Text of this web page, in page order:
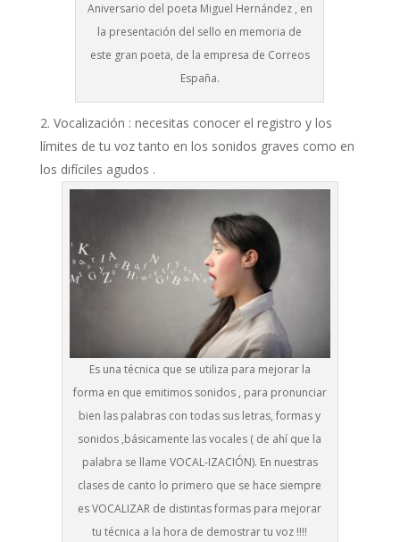
Aniversario del poeta Miguel Hernández , en
la presentación del sello en memoria de
este gran poeta, de la empresa de Correos
España.
Vocalización : necesitas conocer el registro y los
límites de tu voz tanto en los sonidos graves como en
los difíciles agudos .
Es una técnica que se utiliza para mejorar la
forma en que emitimos sonidos , para pronunciar
bien las palabras con todas sus letras, formas y
sonidos ,básicamente las vocales ( de ahí que la
palabra se llame VOCAL-IZACIÓN). En nuestras
clases de canto lo primero que se hace siempre
es VOCALIZAR de distintas formas para mejorar
tu técnica a la hora de demostrar tu voz !!!!